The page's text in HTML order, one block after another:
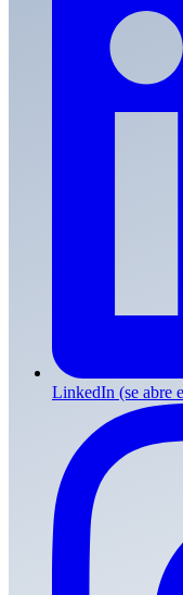
LinkedIn (se abre